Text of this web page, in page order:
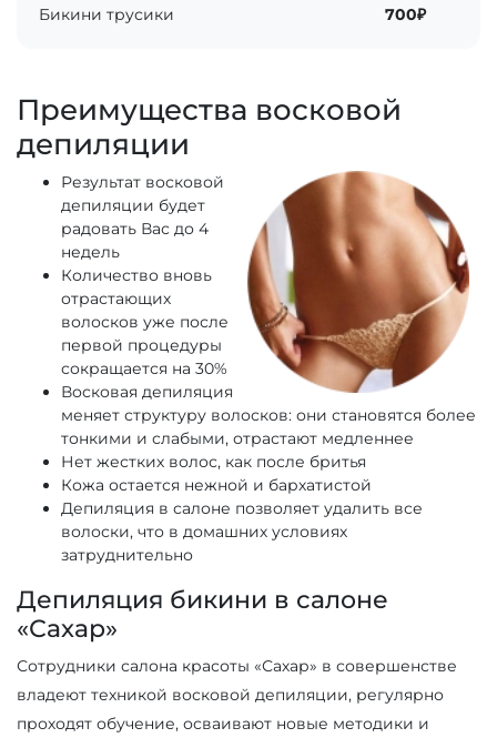
Бикини трусики 700₽
Преимущества восковой
депиляции
Результат восковой
депиляции будет
радовать Вас до 4
недель
Количество вновь
отрастающих
волосков уже после
первой процедуры
сокращается на 30%
Восковая депиляция
меняет структуру волосков: они становятся более
тонкими и слабыми, отрастают медленнее
Нет жестких волос, как после бритья
Кожа остается нежной и бархатистой
Депиляция в салоне позволяет удалить все
волоски, что в домашних условиях
затруднительно
Депиляция бикини в салоне
«Сахар»
Сотрудники салона красоты «Сахар» в совершенстве
владеют техникой восковой депиляции, регулярно
проходят обучение, осваивают новые методики и